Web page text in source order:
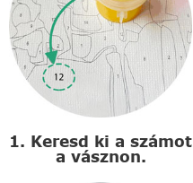
1. Keresd ki a számot
a vásznon.